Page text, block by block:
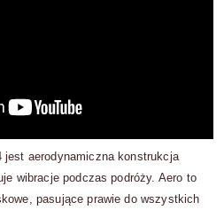
jest aerodynamiczna konstrukcja
wibracje podczas podróży. Aero to
pasujące prawie do wszystkich